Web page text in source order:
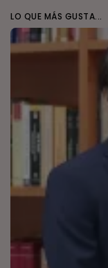
LO QUE MÁS GUSTA...